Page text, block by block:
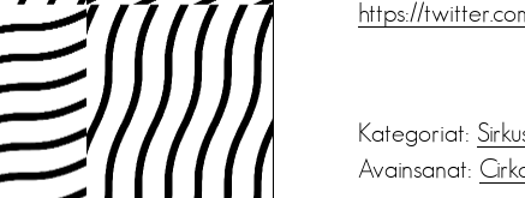
https://
Kategoriat:
Avainsanat: